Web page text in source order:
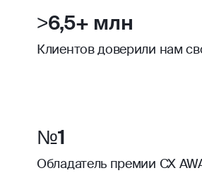
>6,5+ млн
Клиентов доверили нам
№1
Обладатель премии CX